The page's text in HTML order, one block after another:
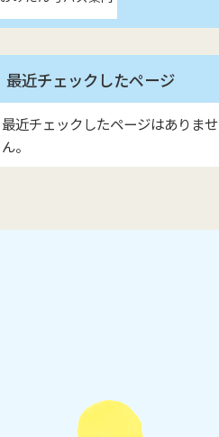
最近チェックしたページ
最近チェックしたページはありませ
ん。